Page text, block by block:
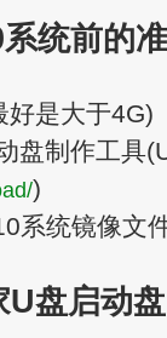
统前的
是大于4G)
制作工具
)
统镜像文
U盘启动盘